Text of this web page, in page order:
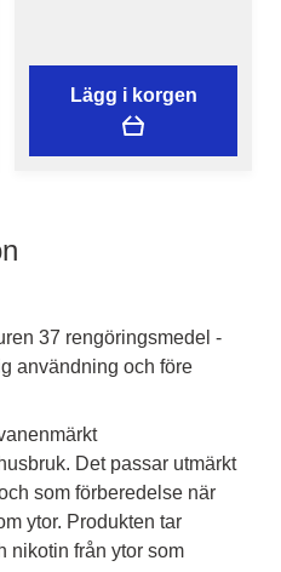
Lägg i korgen
37 rengöringsmedel -
användning och före
Det passar utmärkt
som förberedelse när
ytor. Produkten tar
nikotin från ytor som